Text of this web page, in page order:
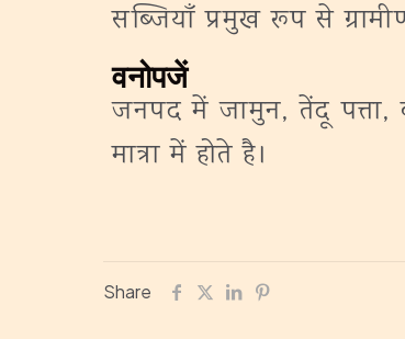
सब्जियाँ प्रमुख रूप से
वनोपजें
जनपद में जामुन, तेंदू पत्ता,
मात्रा में होते है।
Share